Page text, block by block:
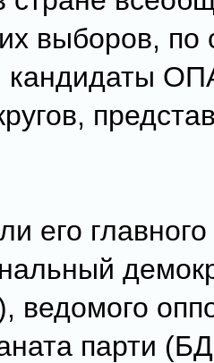
выборов, по
кандидаты
его
ведомого
парти